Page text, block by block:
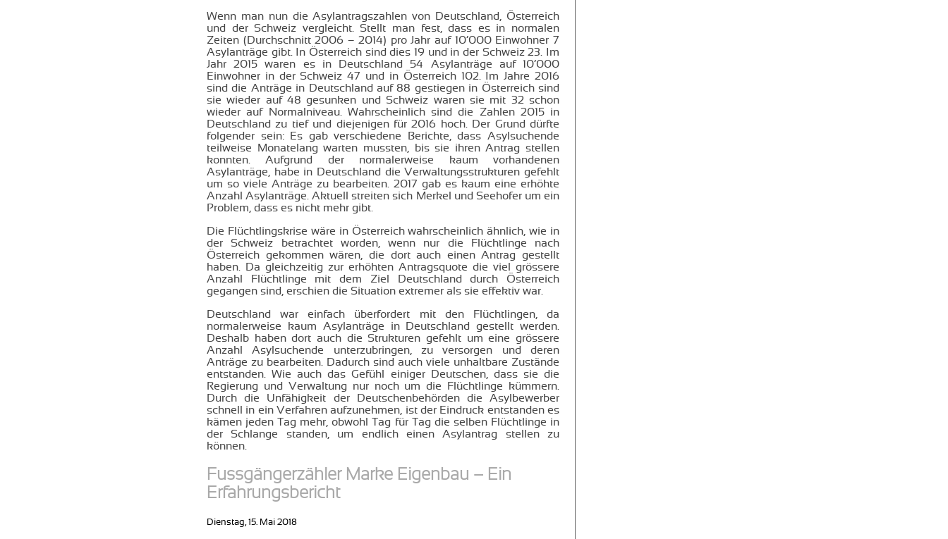
Wenn man nun die Asylantragszahlen von Deutschland, Österreich
und der Schweiz vergleicht. Stellt man fest, dass es in normalen
Zeiten (Durchschnitt 2006 – 2014) pro Jahr auf 10’000 Einwohner 7
Asylanträge gibt. In Österreich sind dies 19 und in der Schweiz 23. Im
Jahr 2015 waren es in Deutschland 54 Asylanträge auf 10’000
Einwohner in der Schweiz 47 und in Österreich 102. Im Jahre 2016
sind die Anträge in Deutschland auf 88 gestiegen in Österreich sind
sie wieder auf 48 gesunken und Schweiz waren sie mit 32 schon
wieder auf Normalniveau. Wahrscheinlich sind die Zahlen 2015 in
Deutschland zu tief und diejenigen für 2016 hoch. Der Grund dürfte
folgender sein: Es gab verschiedene Berichte, dass Asylsuchende
teilweise Monatelang warten mussten, bis sie ihren Antrag stellen
konnten. Aufgrund der normalerweise kaum vorhandenen
Asylanträge, habe in Deutschland die Verwaltungsstrukturen gefehlt
um so viele Anträge zu bearbeiten. 2017 gab es kaum eine erhöhte
Anzahl Asylanträge. Aktuell streiten sich Merkel und Seehofer um ein
Problem, dass es nicht mehr gibt.
Die Flüchtlingskrise wäre in Österreich wahrscheinlich ähnlich, wie in
der Schweiz betrachtet worden, wenn nur die Flüchtlinge nach
Österreich gekommen wären, die dort auch einen Antrag gestellt
haben. Da gleichzeitig zur erhöhten Antragsquote die viel grössere
Anzahl Flüchtlinge mit dem Ziel Deutschland durch Österreich
gegangen sind, erschien die Situation extremer als sie effektiv war.
Deutschland war einfach überfordert mit den Flüchtlingen, da
normalerweise kaum Asylanträge in Deutschland gestellt werden.
Deshalb haben dort auch die Strukturen gefehlt um eine grössere
Anzahl Asylsuchende unterzubringen, zu versorgen und deren
Anträge zu bearbeiten. Dadurch sind auch viele unhaltbare Zustände
entstanden. Wie auch das Gefühl einiger Deutschen, dass sie die
Regierung und Verwaltung nur noch um die Flüchtlinge kümmern.
Durch die Unfähigkeit der Deutschenbehörden die Asylbewerber
schnell in ein Verfahren aufzunehmen, ist der Eindruck entstanden es
kämen jeden Tag mehr, obwohl Tag für Tag die selben Flüchtlinge in
der Schlange standen, um endlich einen Asylantrag stellen zu
können.
Fussgängerzähler Marke Eigenbau – Ein
Erfahrungsbericht
Dienstag, 15. Mai 2018